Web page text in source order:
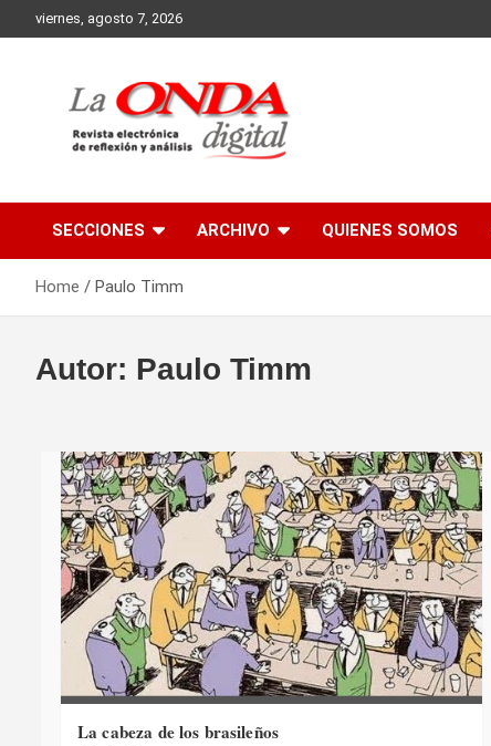
to
viernes, agosto 7, 2026
SECCIONES ARCHIVO QUIENES SOMOS
Home Paulo Timm
Autor: Paulo Timm
La cabeza de los brasileños